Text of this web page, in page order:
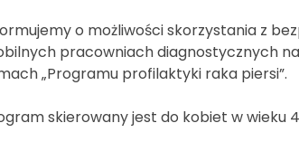
o możliwości skorzystania z
pracowniach diagnostycznych
„Programu profilaktyki raka piersi”.
skierowany jest do kobiet w wieku